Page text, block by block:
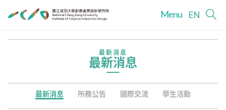
Menu EN
最新消息
最新消息
最新消息 所務公告 國際交流 學生活動